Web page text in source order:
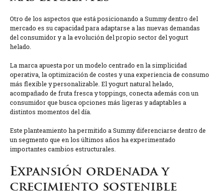
Otro de los aspectos que está posicionando a Summy dentro del
mercado es su capacidad para adaptarse a las nuevas demandas
del consumidor y a la evolución del propio sector del yogurt
helado.
La marca apuesta por un modelo centrado en la simplicidad
operativa, la optimización de costes y una experiencia de consumo
más flexible y personalizable. El yogurt natural helado,
acompañado de fruta fresca y toppings, conecta además con un
consumidor que busca opciones más ligeras y adaptables a
distintos momentos del día.
Este planteamiento ha permitido a Summy diferenciarse dentro de
un segmento que en los últimos años ha experimentado
importantes cambios estructurales.
Expansión ordenada y
crecimiento sostenible